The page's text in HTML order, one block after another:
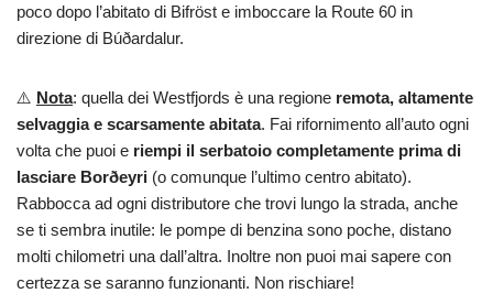
poco dopo l’abitato di Bifröst e imboccare la Route 60 in
direzione di Búðardalur.
⚠️ Nota: quella dei Westfjords è una regione remota, altamente
selvaggia e scarsamente abitata. Fai rifornimento all’auto ogni
volta che puoi e riempi il serbatoio completamente prima di
lasciare Borðeyri (o comunque l’ultimo centro abitato).
Rabbocca ad ogni distributore che trovi lungo la strada, anche
se ti sembra inutile: le pompe di benzina sono poche, distano
molti chilometri una dall’altra. Inoltre non puoi mai sapere con
certezza se saranno funzionanti. Non rischiare!